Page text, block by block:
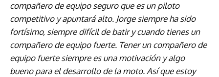
compañero de equipo seguro que es un piloto
competitivo y apuntará alto. Jorge siempre ha sido
fortísimo, siempre difícil de batir y cuando tienes un
compañero de equipo fuerte. Tener un compañero de
equipo fuerte siempre es una motivación y algo
bueno para el desarrollo de la moto. Así que estoy